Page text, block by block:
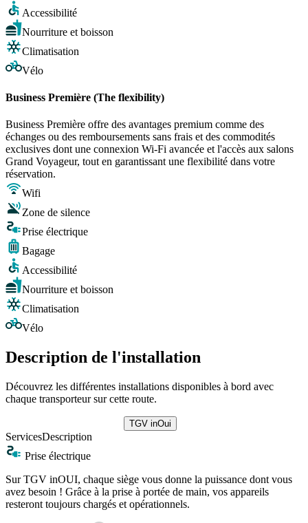
Accessibilité
Nourriture et boisson
Climatisation
Vélo
Business Première (The flexibility)
Business Première offre des avantages premium comme des
échanges ou des remboursements sans frais et des commodités
exclusives dont une connexion Wi-Fi avancée et l'accès aux salons
Grand Voyageur, tout en garantissant une flexibilité dans votre
réservation.
Wifi
Zone de silence
Prise électrique
Bagage
Accessibilité
Nourriture et boisson
Climatisation
Vélo
Description de l'installation
Découvrez les différentes installations disponibles à bord avec
chaque transporteur sur cette route.
TGV inOui
ServicesDescription
Prise électrique
Sur TGV inOUI, chaque siège vous donne la puissance dont vous
avez besoin ! Grâce à la prise à portée de main, vos appareils
resteront toujours chargés et opérationnels.